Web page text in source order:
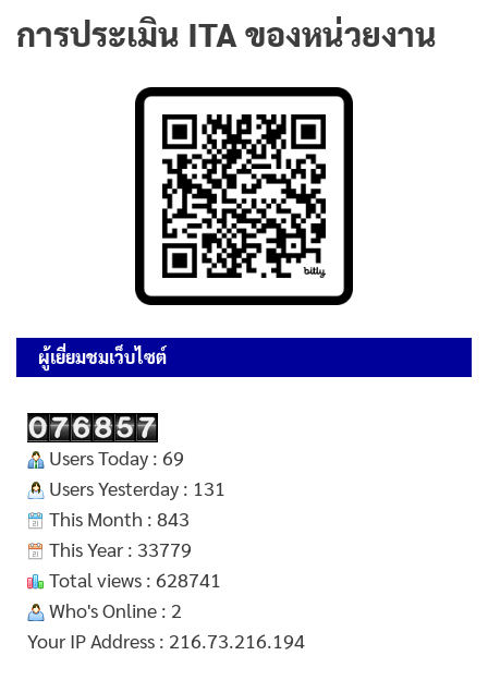
การประเมิน ITA ของหน่วยงาน
ผู้เยี่ยมชมเว็บไซต์
Users Today : 69
Users Yesterday : 131
This Month : 843
This Year : 33779
Total views : 628741
Who's Online : 2
Your IP Address : 216.73.216.194